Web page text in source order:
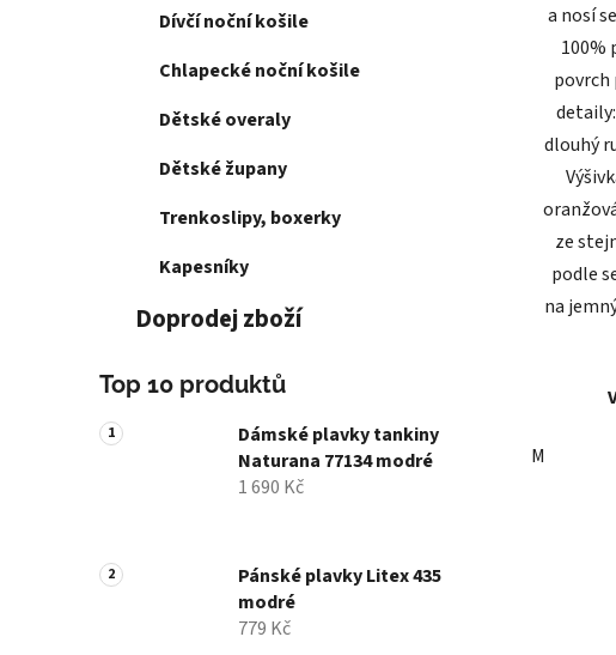
Dívčí noční košile
Chlapecké noční košile
Dětské overaly
Dětské župany
Trenkoslipy, boxerky
Kapesníky
Doprodej zboží
Top 10 produktů
Dámské plavky tankiny
Naturana 77134 modré
1 690 Kč
Pánské plavky Litex 435
modré
779 Kč
a nosí
100%
povrch
dlouhý
ze
podle
na
M